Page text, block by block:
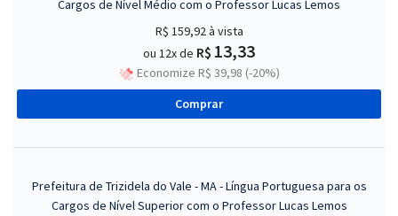
Cargos de Nível Médio com o Professor Lucas Lemos
R$ 159,92à vista
ou 12x de R$ 13,33
Economize R$ 39,98 (-20%)
Comprar
Prefeitura de Trizidela do Vale - MA - Língua Portuguesa para os
Cargos de Nível Superior com o Professor Lucas Lemos